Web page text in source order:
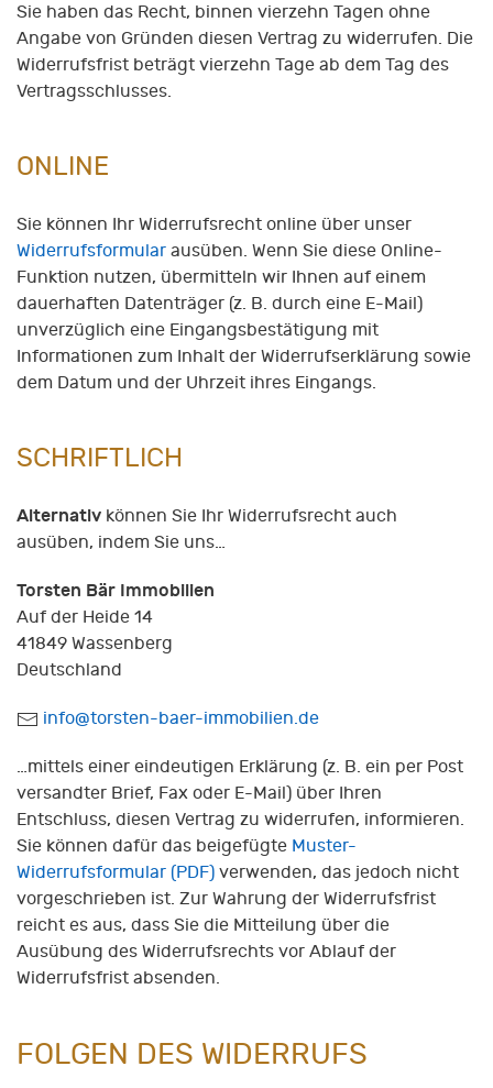
Sie haben das Recht, binnen vierzehn Tagen ohne
Angabe von Gründen diesen Vertrag zu widerrufen. Die
Widerrufsfrist beträgt vierzehn Tage ab dem Tag des
Vertragsschlusses.
ONLINE
Sie können Ihr Widerrufsrecht online über unser
Widerrufsformular ausüben. Wenn Sie diese Online-
Funktion nutzen, übermitteln wir Ihnen auf einem
dauerhaften Datenträger (z. B. durch eine E-Mail)
unverzüglich eine Eingangsbestätigung mit
Informationen zum Inhalt der Widerrufserklärung sowie
dem Datum und der Uhrzeit ihres Eingangs.
SCHRIFTLICH
Alternativ können Sie Ihr Widerrufsrecht auch
ausüben, indem Sie uns…
Torsten Bär Immobilien
Auf der Heide 14
41849 Wassenberg
Deutschland
E- info@torsten-baer-immobilien.de
…mittels einer eindeutigen Erklärung (z. B. ein per Post
versandter Brief, Fax oder E-Mail) über Ihren
Entschluss, diesen Vertrag zu widerrufen, informieren.
Sie können dafür das beigefügte Muster-
Widerrufsformular (PDF) verwenden, das jedoch nicht
vorgeschrieben ist. Zur Wahrung der Widerrufsfrist
reicht es aus, dass Sie die Mitteilung über die
Ausübung des Widerrufsrechts vor Ablauf der
Widerrufsfrist absenden.
FOLGEN DES WIDERRUFS